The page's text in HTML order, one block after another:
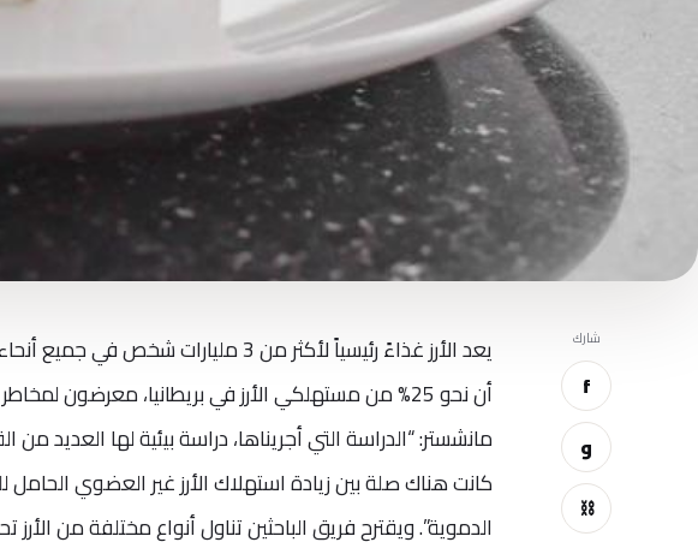
شارك
f
و
⛓
يعد الأرز غذاءً رئيسياً لأكثر من 3
أن نحو 25% من مستهلكي الأرز في بريطانيا، معرضون
مانشستر: “الدراسة التي أجريناها، دراسة بيئية لها العديد
كانت هناك صلة بين زيادة استهلاك الأرز غير العضوي الحامل
الدموية”. ويقترح فريق الباحثين تناول أنواع مختلفة من